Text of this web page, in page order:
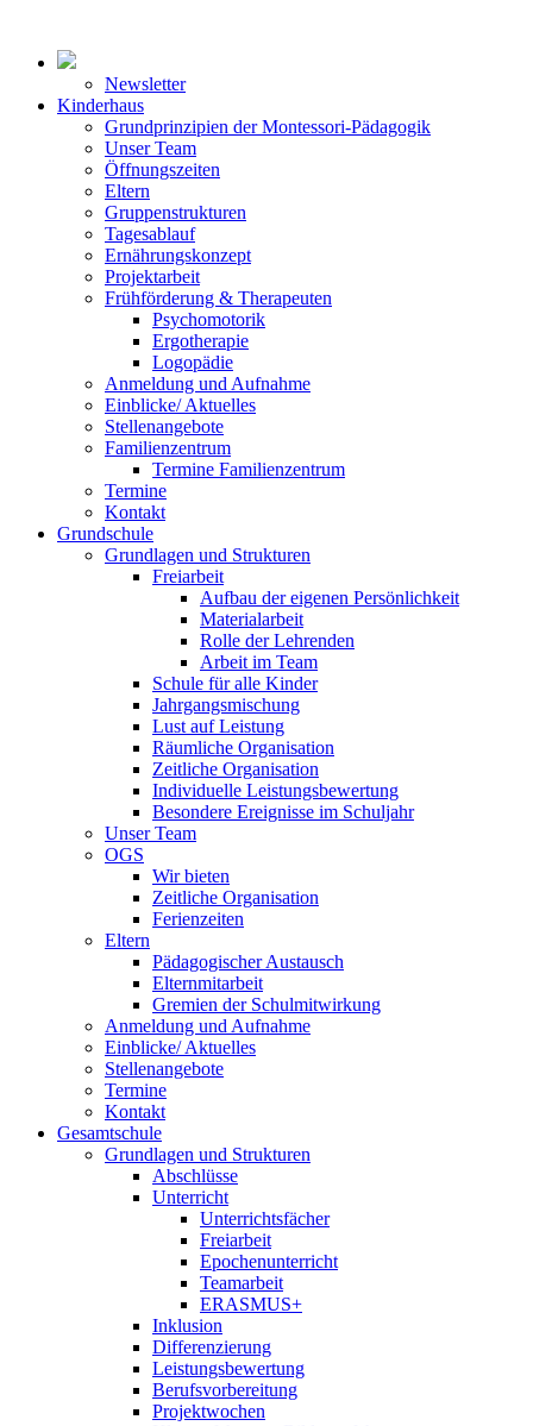
Newsletter
Kinderhaus
Grundprinzipien der Montessori-Pädagogik
Unser Team
Öffnungszeiten
Eltern
Gruppenstrukturen
Tagesablauf
Ernährungskonzept
Projektarbeit
Frühförderung & Therapeuten
Psychomotorik
Ergotherapie
Logopädie
Anmeldung und Aufnahme
Einblicke/ Aktuelles
Stellenangebote
Familienzentrum
Termine Familienzentrum
Termine
Kontakt
Grundschule
Grundlagen und Strukturen
Freiarbeit
Aufbau der eigenen Persönlichkeit
Materialarbeit
Rolle der Lehrenden
Arbeit im Team
Schule für alle Kinder
Jahrgangsmischung
Lust auf Leistung
Räumliche Organisation
Zeitliche Organisation
Individuelle Leistungsbewertung
Besondere Ereignisse im Schuljahr
Unser Team
OGS
Wir bieten
Zeitliche Organisation
Ferienzeiten
Eltern
Pädagogischer Austausch
Elternmitarbeit
Gremien der Schulmitwirkung
Anmeldung und Aufnahme
Einblicke/ Aktuelles
Stellenangebote
Termine
Kontakt
Gesamtschule
Grundlagen und Strukturen
Abschlüsse
Unterricht
Unterrichtsfächer
Freiarbeit
Epochenunterricht
Teamarbeit
ERASMUS+
Inklusion
Differenzierung
Leistungsbewertung
Berufsvorbereitung
Projektwochen